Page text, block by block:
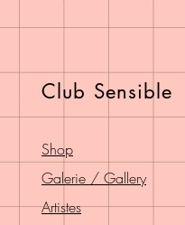
Club Sensible
Shop
Galerie / Gallery
Artistes